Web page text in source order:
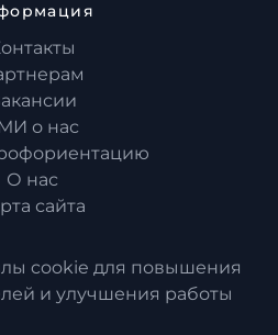
о нас
О нас
сайта
cookie для повышения
и улучшения работы